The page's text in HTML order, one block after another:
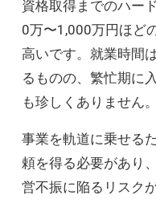
資格取得までのハー
0万〜1,000万円ほど
高いです。就業時間
るものの、繁忙期に
も珍しくありません。
事業を軌道に乗せる
頼を得る必要があり
営不振に陥るリスク